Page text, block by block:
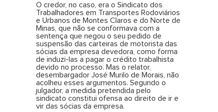
O credor, no caso, era o Sindicato dos
Trabalhadores em Transportes Rodoviários
e Urbanos de Montes Claros e do Norte de
Minas, que não se conformava com a
sentença que negou o seu pedido de
suspensão das carteiras de motorista das
sócias da empresa devedora, como forma
de induzi-las a pagar o crédito trabalhista
devido no processo. Mas o relator,
desembargador José Murilo de Morais, não
acolheu esses argumentos. Segundo o
julgador, a medida pretendida pelo
sindicato constitui ofensa ao direito de ir e
vir das sócias da empresa.